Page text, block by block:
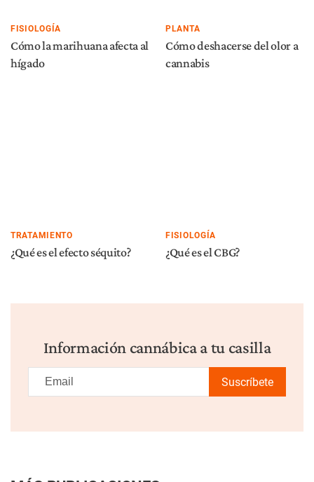
FISIOLOGÍA
Cómo la marihuana afecta al
hígado
PLANTA
Cómo deshacerse del olor a
cannabis
TRATAMIENTO
¿Qué es el efecto séquito?
FISIOLOGÍA
¿Qué es el CBG?
Información cannábica a tu casilla
Suscríbete